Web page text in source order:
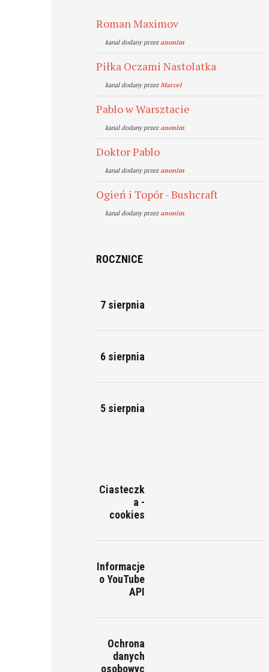
Roman Maximov
kanal dodany przezanonim
Piłka Oczami Nastolatka
kanal dodany przezMarcel
Pablo w Warsztacie
kanal dodany przezanonim
Doktor Pablo
kanal dodany przezanonim
Ogień i Topór - Bushcraft
kanal dodany przezanonim
ROCZNICE
7 sierpnia
6 sierpnia
5 sierpnia
Ciasteczk
a -
cookies
Informacje
o YouTube
API
Ochrona
danych
osobowyc